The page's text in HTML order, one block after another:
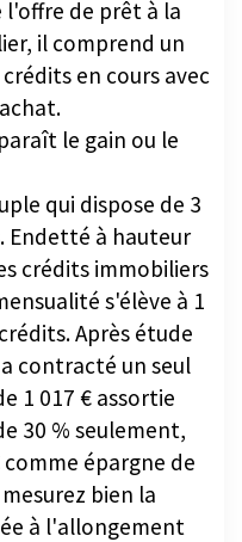
l'offre de prêt à la
il comprend un
en cours avec
le gain ou le
qui dispose de 3
Endetté à hauteur
crédits immobiliers
s'élève à 1
Après étude
contracté un seul
1 017 € assortie
30 % seulement,
épargne de
bien la
à l'allongement